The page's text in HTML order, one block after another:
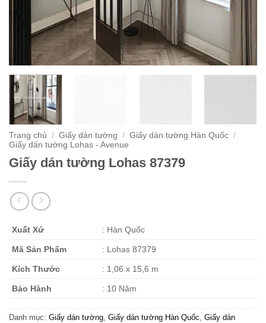
Trang chủ / Giấy dán tường / Giấy dán tường Hàn Quốc /
Giấy dán tường Lohas - Avenue
Giấy dán tường Lohas 87379
Xuất Xứ : Hàn Quốc
Mã Sản Phẩm : Lohas 87379
Kích Thước : 1,06 x 15,6 m
Bảo Hành : 10 Năm
Danh mục: Giấy dán tường, Giấy dán tường Hàn Quốc, Giấy dán